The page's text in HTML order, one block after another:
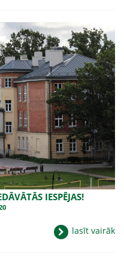
IESPĒJAS!
lasīt vairāk